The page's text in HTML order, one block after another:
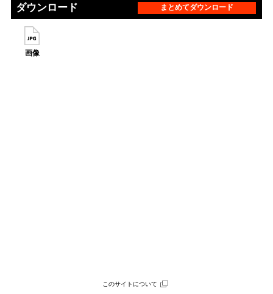
ダウンロード まとめてダウンロード
画像
このサイトについて